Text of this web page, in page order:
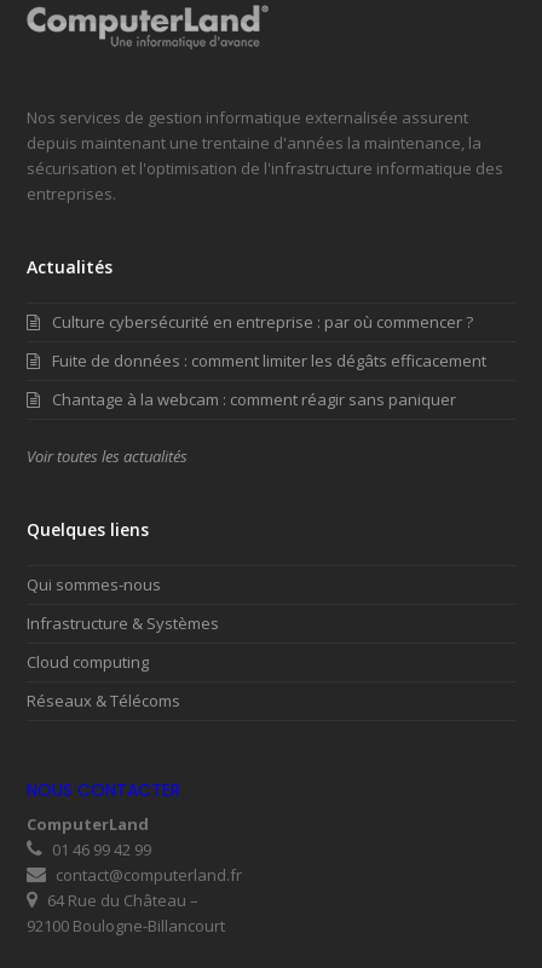
Nos services de gestion informatique externalisée assurent
depuis maintenant une trentaine d'années la maintenance, la
sécurisation et l'optimisation de l'infrastructure informatique des
entreprises.
Actualités
Culture cybersécurité en entreprise : par où commencer ?
Fuite de données : comment limiter les dégâts efficacement
Chantage à la webcam : comment réagir sans paniquer
Voir toutes les actualités
Quelques liens
Qui sommes-nous
Infrastructure & Systèmes
Cloud computing
Réseaux & Télécoms
NOUS CONTACTER
ComputerLand
01 46 99 42 99
contact@computerland.fr
64 Rue du Château –
92100 Boulogne-Billancourt